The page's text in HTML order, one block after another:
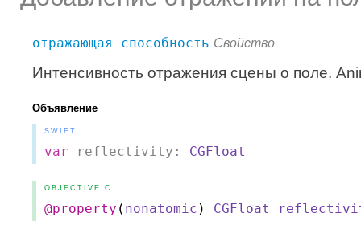
отражающая способность Свойство
Интенсивность отражения сцены о поле.
Объявление
SWIFT
var reflectivity: CGFloat
OBJECTIVE C
@property ( nonatomic ) CGFloat